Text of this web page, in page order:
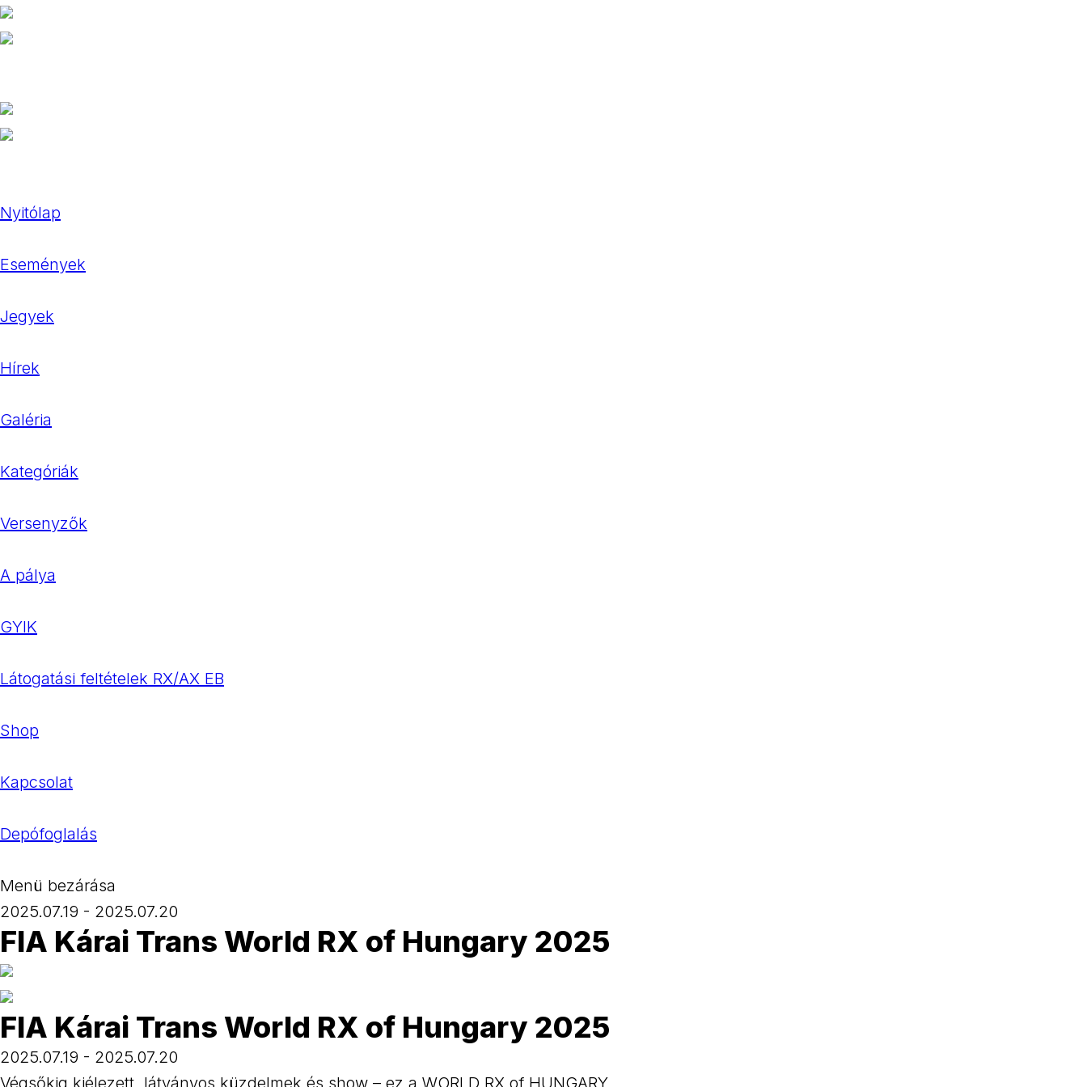
Nyitólap
Események
Jegyek
Hírek
Galéria
Kategóriák
Versenyzők
A pálya
GYIK
Látogatási feltételek RX/AX EB
Shop
Kapcsolat
Depófoglalás
Menü bezárása
2025.07.19 - 2025.07.20
FIA Kárai Trans World RX of Hungary 2025
FIA Kárai Trans World RX of Hungary 2025
2025.07.19 - 2025.07.20
Végsőkig kiélezett, látványos küzdelmek és show – ez a WORLD RX of HUNGARY,